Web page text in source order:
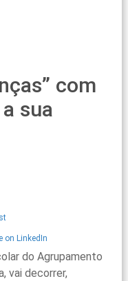
com
sua
do Agrupamento
vai decorrer,